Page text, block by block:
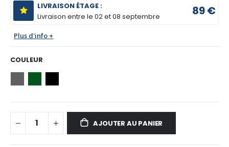
LIVRAISON ÉTAGE :
Livraison entre le02 et 08 septembre 89 €
Plus d'info +
COULEUR
AJOUTER AU PANIER